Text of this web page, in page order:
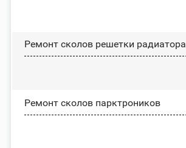
Ремонт сколов решетки радиатора
Ремонт сколов парктроников